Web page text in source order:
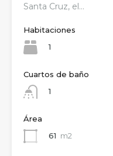
Santa Cruz, el…
Habitaciones
1
Cuartos de baño
1
Área
61 m2